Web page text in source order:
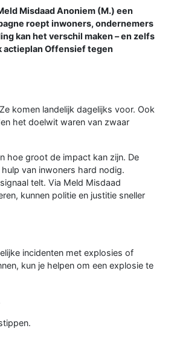
Misdaad Anoniem (M.) een
roept inwoners, ondernemers
kan het verschil maken – en zelfs
actieplan Offensief tegen
komen landelijk dagelijks voor. Ook
het doelwit waren van zwaar
hoe groot de impact kan zijn. De
van inwoners hard nodig.
telt. Via Meld Misdaad
kunnen politie en justitie sneller
incidenten met explosies of
kun je helpen om een explosie te